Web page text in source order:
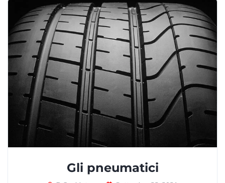
Gli pneumatici